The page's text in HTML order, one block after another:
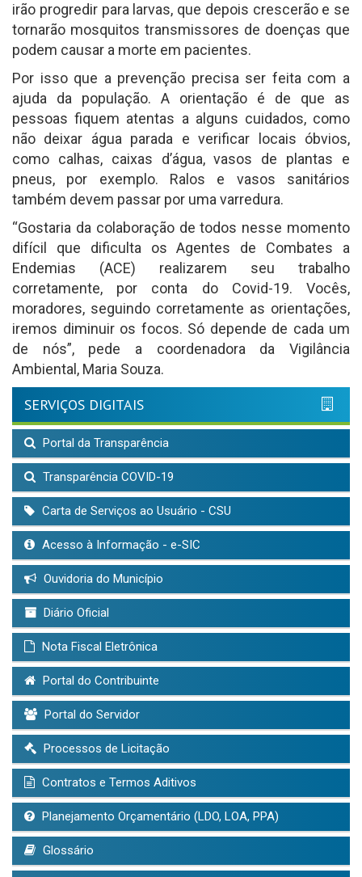
irão progredir para larvas, que depois crescerão e se
tornarão mosquitos transmissores de doenças que
podem causar a morte em pacientes.
Por isso que a prevenção precisa ser feita com a
ajuda da população. A orientação é de que as
pessoas fiquem atentas a alguns cuidados, como
não deixar água parada e verificar locais óbvios,
como calhas, caixas d’água, vasos de plantas e
pneus, por exemplo. Ralos e vasos sanitários
também devem passar por uma varredura.
“Gostaria da colaboração de todos nesse momento
difícil que dificulta os Agentes de Combates a
Endemias (ACE) realizarem seu trabalho
corretamente, por conta do Covid-19. Vocês,
moradores, seguindo corretamente as orientações,
iremos diminuir os focos. Só depende de cada um
de nós”, pede a coordenadora da Vigilância
Ambiental, Maria Souza.
SERVIÇOS DIGITAIS
Portal da Transparência
Transparência COVID-19
Carta de Serviços ao Usuário - CSU
Acesso à Informação - e-SIC
Ouvidoria do Município
Diário Oficial
Nota Fiscal Eletrônica
Portal do Contribuinte
Portal do Servidor
Processos de Licitação
Contratos e Termos Aditivos
Planejamento Orçamentário (LDO, LOA, PPA)
Glossário